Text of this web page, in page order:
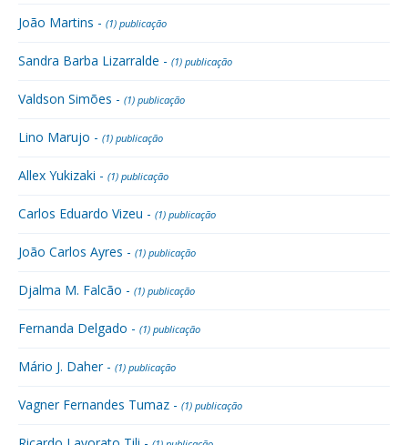
João Martins - (1) publicação
Sandra Barba Lizarralde - (1) publicação
Valdson Simões - (1) publicação
Lino Marujo - (1) publicação
Allex Yukizaki - (1) publicação
Carlos Eduardo Vizeu - (1) publicação
João Carlos Ayres - (1) publicação
Djalma M. Falcão - (1) publicação
Fernanda Delgado - (1) publicação
Mário J. Daher - (1) publicação
Vagner Fernandes Tumaz - (1) publicação